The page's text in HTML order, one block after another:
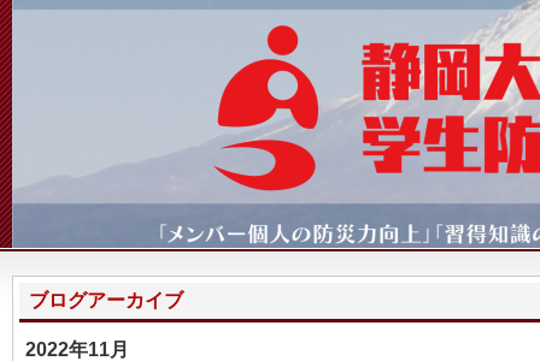
ブログアーカイブ
2022年11月